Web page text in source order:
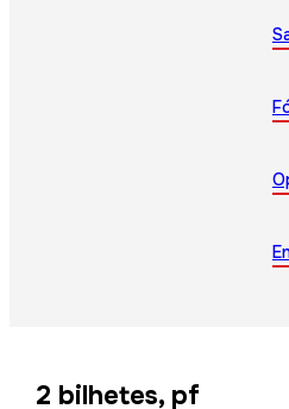
2 bilhetes, pf